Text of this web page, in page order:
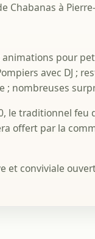
Chabanas à
animations pour
avec DJ ;
; nombreuses
le traditionnel feu
offert par la
et conviviale